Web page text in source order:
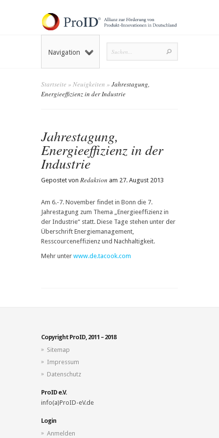
Navigation
Startseite » Neuigkeiten » Jahrestagung,
Energieeffizienz in der Industrie
Jahrestagung,
Energieeffizienz in der
Industrie
Gepostet von Redaktion am 27. August 2013
Am 6.-7. November findet in Bonn die 7.
Jahrestagung zum Thema „Energieeffizienz in
der Industrie“ statt. Diese Tage stehen unter der
Überschrift Energiemanagement,
Resscourceneffizienz und Nachhaltigkeit.
Mehr unter www.de.tacook.com
Copyright ProID, 2011 – 2018
Sitemap
Impressum
Datenschutz
ProID e.V.
info(a)ProID-eV.de
Login
Anmelden